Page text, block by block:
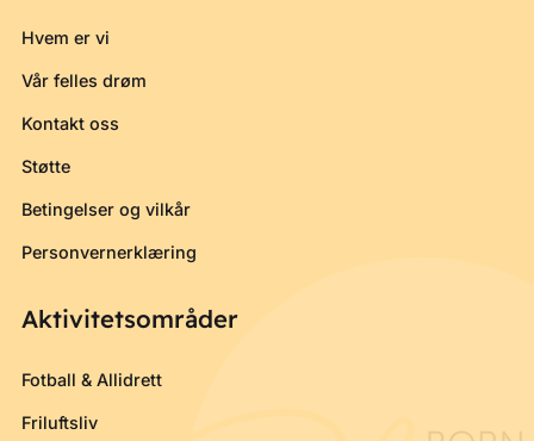
Hvem er vi
Vår felles drøm
Kontakt oss
Støtte
Betingelser og vilkår
Personvernerklæring
Aktivitetsområder
Fotball & Allidrett
Friluftsliv